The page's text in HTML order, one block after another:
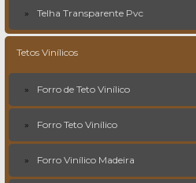
Telha Transparente Pvc
Tetos Vinílicos
Forro de Teto Vinílico
Forro Teto Vinílico
Forro Vinílico Madeira